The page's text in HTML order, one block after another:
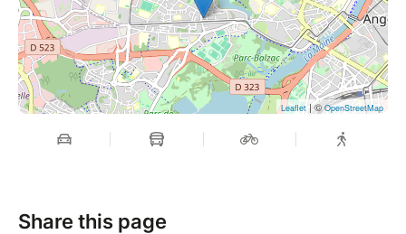
Leaflet| ©OpenStreetMap
Share this page